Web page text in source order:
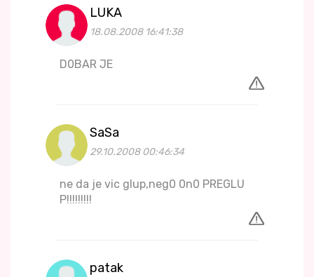
LUKA
18.08.2008 16:41:38
D0BAR JE
SaSa
29.10.2008 00:46:34
ne da je vic glup,neg0 0n0 PREGLU
P!!!!!!!!!
patak